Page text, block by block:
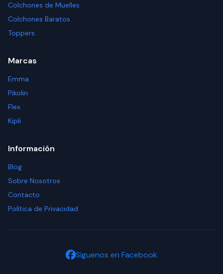
Colchones de Muelles
Colchones Baratos
Toppers
Marcas
Emma
Pikolin
Flex
Kipli
Información
Blog
Sobre Nosotros
Contacto
Política de Privacidad
Siguenos en Facebook